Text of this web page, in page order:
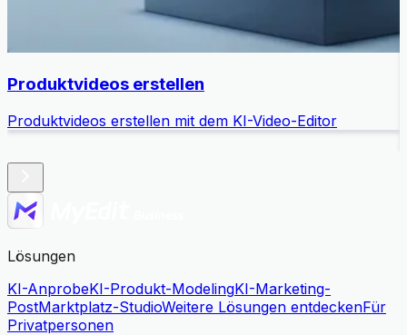
Produktvideos erstellen
Produktvideos erstellen mit dem KI-Video-Editor
Lösungen
KI-AnprobeKI-Produkt-ModelingKI-Marketing-
PostMarktplatz-StudioWeitere Lösungen entdeckenFür
Privatpersonen